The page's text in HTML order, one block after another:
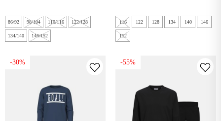
86/92 98/104 110/116 122/128
134/140 146/152
116 122 128 134 140 146
152
-30% -55%